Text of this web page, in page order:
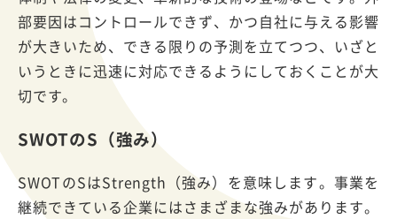
部要因はコントロールできず、かつ自社に与える影響
が大きいため、できる限りの予測を立てつつ、いざと
いうときに迅速に対応できるようにしておくことが大
切です。
SWOTのS（強み）
SWOTのSはStrength（強み）を意味します。事業を
継続できている企業にはさまざまな強みがあります。